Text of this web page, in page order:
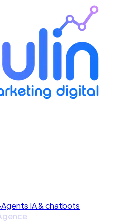
Agents IA & chatbots